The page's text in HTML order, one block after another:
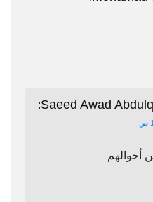
Saeed Awad
:
أحوالهم